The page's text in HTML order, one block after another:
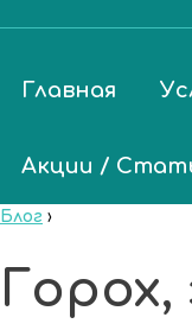
Главная
Акции /
Блог ›
Горох,